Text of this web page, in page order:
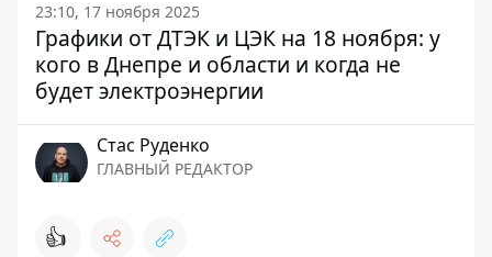
23:10, 17 ноября 2025
Графики от ДТЭК и ЦЭК на 18 ноября: у
кого в Днепре и области и когда не
будет электроэнергии
Стаc Руденко
ГЛАВНЫЙ РЕДАКТОР
👍